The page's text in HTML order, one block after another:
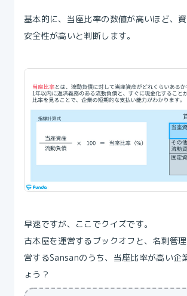
基本的に、当座比率の数値が高いほど、
安全性が高いと判断します。
早速ですが、ここでクイズです。
古本屋を運営するブックオフと、名刺管
営するSansanのうち、当座比率が高い企
ょう？